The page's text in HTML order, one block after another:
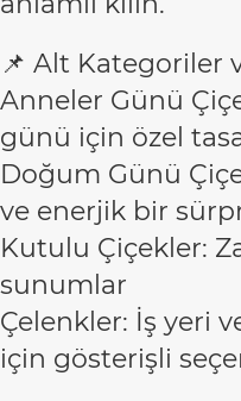
📌 Alt Kategoriler
Anneler Günü
günü için özel
Doğum Günü
ve enerjik bir
Kutulu Çiçekler:
sunumlar
Çelenkler: İş yeri
için gösterişli